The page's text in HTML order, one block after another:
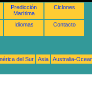
Predicción
Marítima
Ciclones
Idiomas Contacto
del Sur Asia
Australia-